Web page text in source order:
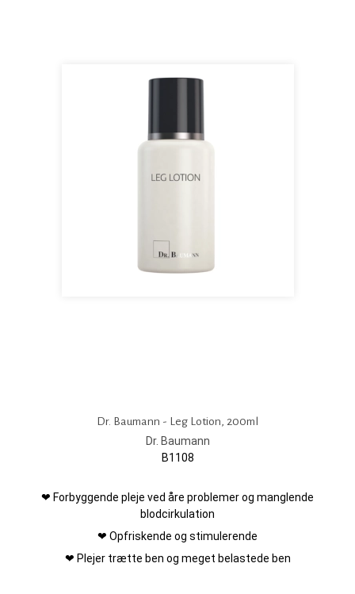
Dr. Baumann - Leg Lotion, 200ml
Dr. Baumann
B1108
❤ Forbyggende pleje ved åre problemer og manglende
blodcirkulation
❤ Opfriskende og stimulerende
❤ Plejer trætte ben og meget belastede ben